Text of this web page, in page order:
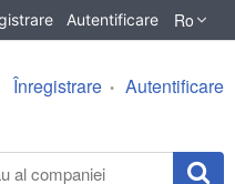
Autentificare Ro
Înregistrare Autentificare